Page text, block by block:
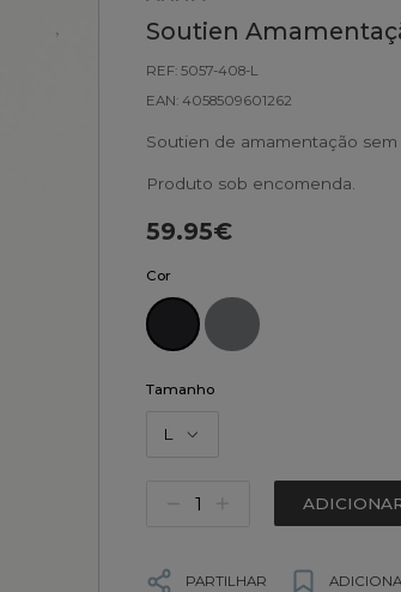
Soutien
REF: 5057-408-L
EAN: 4058509601262
Soutien de amamentação sem
Produto sob encomenda.
59.95€
Cor
Tamanho
L
PARTILHAR